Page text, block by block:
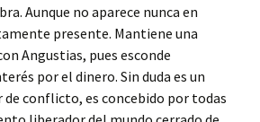
Aunque no aparece nunca en
presente. Mantiene una
Angustias, pues esconde
por el dinero. Sin duda es un
conflicto, es concebido por todas